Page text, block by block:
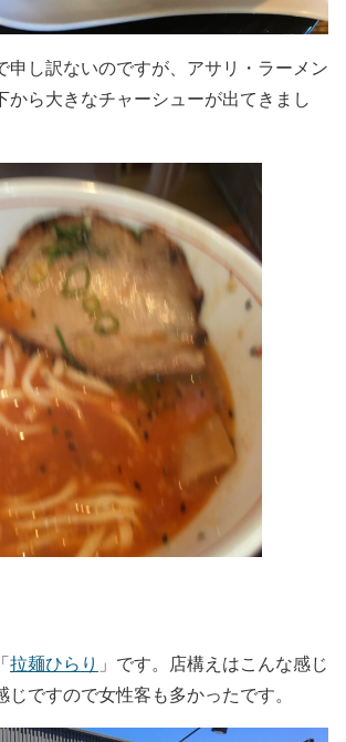
申し訳ないのですが、アサリ・ラーメン
から大きなチャーシューが出てきまし
拉麺ひらり 」です。店構えはこんな感じ
ですので女性客も多かったです。